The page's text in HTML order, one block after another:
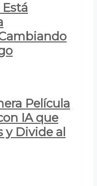
Película
IA que
y Divide al